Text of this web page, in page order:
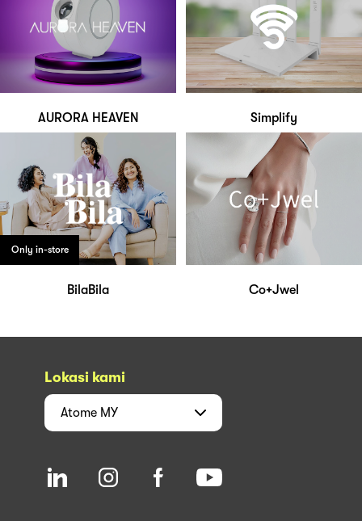
AURORA HEAVEN Simplify
Only in-store
BilaBila Co+Jwel
Lokasi kami
Atome MY